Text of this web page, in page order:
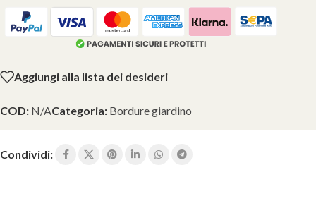
Aggiungi alla lista dei desideri
COD: N/ACategoria: Bordure giardino
Condividi: